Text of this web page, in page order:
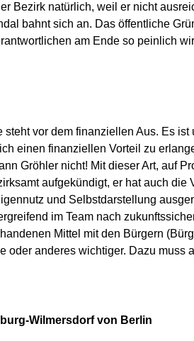
Bezirk natürlich, weil er nicht
bahnt sich an. Das öffentliche
am Ende so peinlich
steht vor dem finanziellen Aus. Es
einen finanziellen Vorteil zu
Gröhler nicht! Mit dieser Art, auf
aufgekündigt, er hat auch
und Selbstdarstellung
im Team nach
Mittel mit den Bürgern
oder anderes wichtiger. Dazu
Wilmersdorf von Berlin